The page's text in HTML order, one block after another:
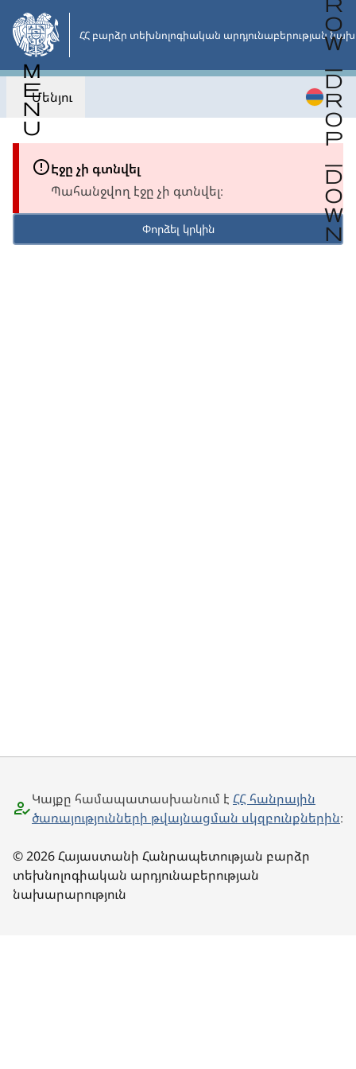
Անցնել
հիմնական
բովանդակությանը
ՀՀ բարձր տեխնոլոգիական արդյունաբերության
Մենյու
Էջը չի գտնվել
Պահանջվող էջը չի գտնվել։
Փորձել կրկին
Կայքը համապատասխանում է ՀՀ հանրային
ծառայությունների թվայնացման սկզբունքներին։
© 2026 Հայաստանի Հանրապետության բարձր
տեխնոլոգիական արդյունաբերության
նախարարություն